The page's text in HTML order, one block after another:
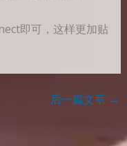
即可，这样更加贴
后一篇文章 →